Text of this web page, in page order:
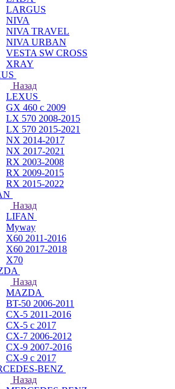
LARGUS
NIVA
NIVA TRAVEL
NIVA URBAN
VESTA SW CROSS
XRAY
Назад
LEXUS
GX 460 с 2009
LX 570 2008-2015
LX 570 2015-2021
NX 2014-2017
NX 2017-2021
RX 2003-2008
RX 2009-2015
RX 2015-2022
Назад
LIFAN
Myway
X60 2011-2016
X60 2017-2018
X70
Назад
MAZDA
BT-50 2006-2011
CX-5 2011-2016
CX-5 с 2017
CX-7 2006-2012
CX-9 2007-2016
CX-9 с 2017
BENZ
Назад